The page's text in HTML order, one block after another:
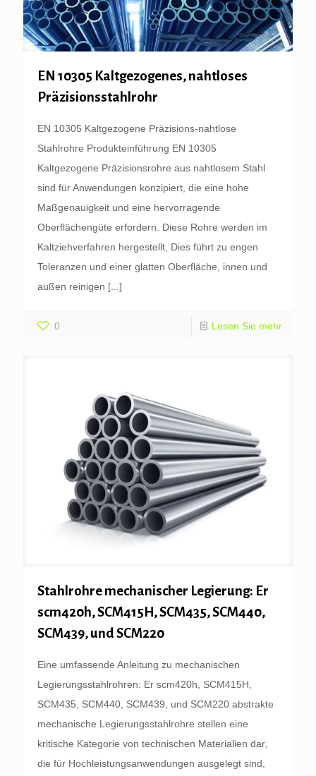
EN 10305 Kaltgezogenes, nahtloses
Präzisionsstahlrohr
EN 10305 Kaltgezogene Präzisions-nahtlose
Stahlrohre Produkteinführung EN 10305
Kaltgezogene Präzisionsrohre aus nahtlosem Stahl
sind für Anwendungen konzipiert, die eine hohe
Maßgenauigkeit und eine hervorragende
Oberflächengüte erfordern. Diese Rohre werden im
Kaltziehverfahren hergestellt, Dies führt zu engen
Toleranzen und einer glatten Oberfläche, innen und
außen reinigen [...]
0 Lesen Sie mehr
Stahlrohre mechanischer Legierung: Er
scm420h, SCM415H, SCM435, SCM440,
SCM439, und SCM220
Eine umfassende Anleitung zu mechanischen
Legierungsstahlrohren: Er scm420h, SCM415H,
SCM435, SCM440, SCM439, und SCM220 abstrakte
mechanische Legierungsstahlrohre stellen eine
kritische Kategorie von technischen Materialien dar,
die für Hochleistungsanwendungen ausgelegt sind,